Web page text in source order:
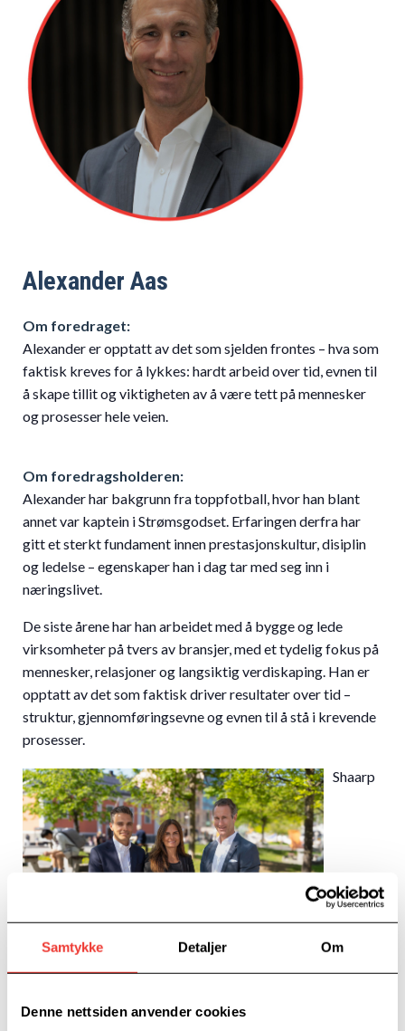
Samtykke Detaljer Om
Denne nettsiden anvender cookies
Alexander Aas
Om foredraget:
Alexander er opptatt av det som sjelden frontes – hva som
faktisk kreves for å lykkes: hardt arbeid over tid, evnen til
å skape tillit og viktigheten av å være tett på mennesker
og prosesser hele veien.
Om foredragsholderen:
Alexander har bakgrunn fra toppfotball, hvor han blant
annet var kaptein i Strømsgodset. Erfaringen derfra har
gitt et sterkt fundament innen prestasjonskultur, disiplin
og ledelse – egenskaper han i dag tar med seg inn i
næringslivet.
De siste årene har han arbeidet med å bygge og lede
virksomheter på tvers av bransjer, med et tydelig fokus på
mennesker, relasjoner og langsiktig verdiskaping. Han er
opptatt av det som faktisk driver resultater over tid –
struktur, gjennomføringsevne og evnen til å stå i krevende
prosesser.
Shaarp
Julie Sharoni Hammer, en av Norges mest anerkjente